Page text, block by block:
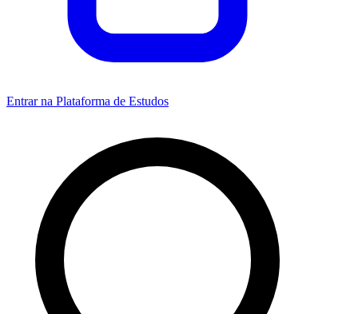
Entrar na Plataforma de Estudos